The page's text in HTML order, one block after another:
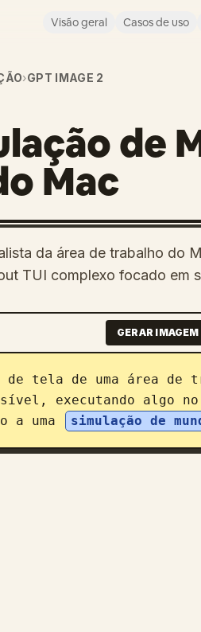
Visão geral Casos de uso
›GPT IMAGE 2
de
Mac
da área de trabalho do
TUI complexo focado em
GERAR
de tela de uma área de
executando algo
a uma
simulação de